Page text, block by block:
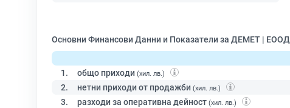
Основни Финансови Данни и Показатели за ДЕМЕТ | ЕООД
1.
общо приходи (хил. лв.)
2. нетни приходи от продажби (хил. лв.)
3. разходи за оперативна дейност (хил. лв.)